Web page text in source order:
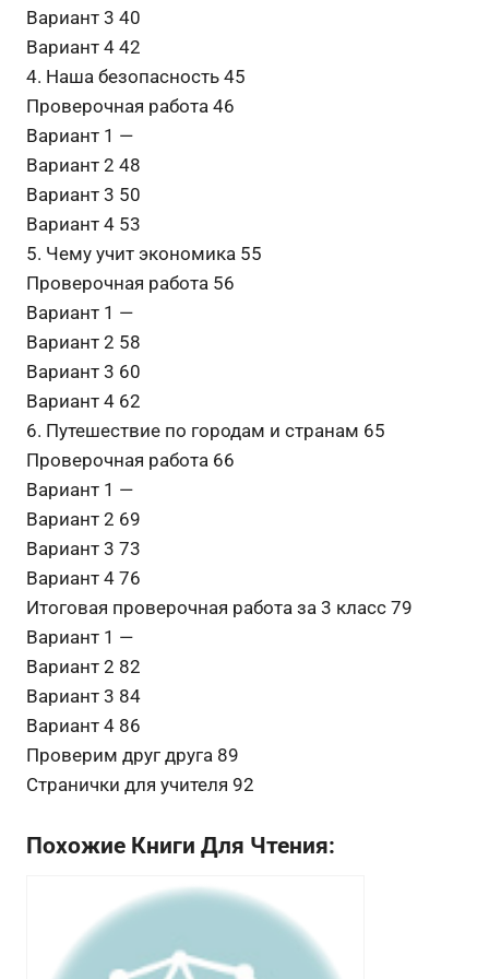
Вариант 3 40
Вариант 4 42
4. Наша безопасность 45
Проверочная работа 46
Вариант 1 —
Вариант 2 48
Вариант 3 50
Вариант 4 53
5. Чему учит экономика 55
Проверочная работа 56
Вариант 1 —
Вариант 2 58
Вариант 3 60
Вариант 4 62
6. Путешествие по городам и странам 65
Проверочная работа 66
Вариант 1 —
Вариант 2 69
Вариант 3 73
Вариант 4 76
Итоговая проверочная работа за 3 класс 79
Вариант 1 —
Вариант 2 82
Вариант 3 84
Вариант 4 86
Проверим друг друга 89
Странички для учителя 92
Похожие Книги Для Чтения: